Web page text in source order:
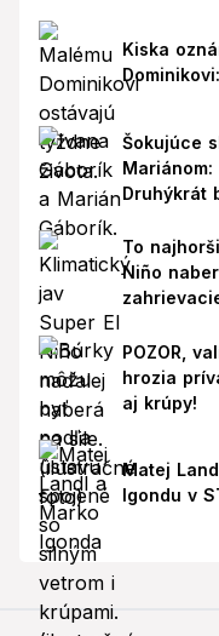
Kiska
Šokujúce
Druhýkrát
To
Niño
POZOR,
hrozia
aj krúpy!
Matej
Igondu v